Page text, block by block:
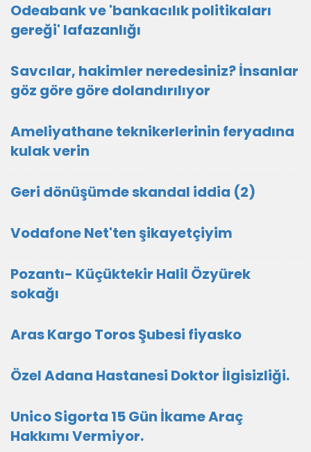
Odeabank ve 'bankacılık politikaları
gereği' lafazanlığı
Savcılar, hakimler neredesiniz? İnsanlar
göz göre göre dolandırılıyor
Ameliyathane teknikerlerinin feryadına
kulak verin
Geri dönüşümde skandal iddia (2)
Vodafone Net'ten şikayetçiyim
Pozantı- Küçüktekir Halil Özyürek
sokağı
Aras Kargo Toros Şubesi fiyasko
Özel Adana Hastanesi Doktor İlgisizliği.
Unico Sigorta 15 Gün İkame Araç
Hakkımı Vermiyor.